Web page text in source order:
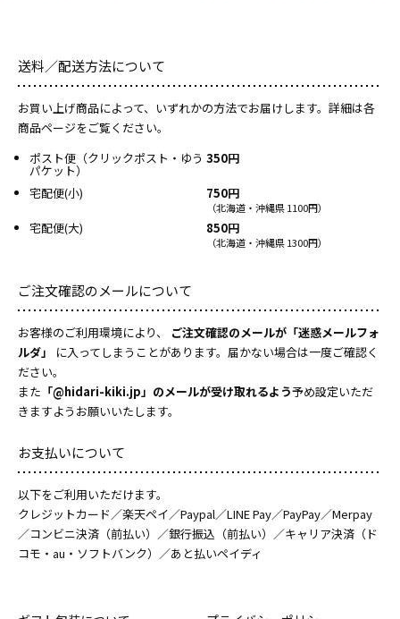
送料／配送方法について
お買い上げ商品によって、いずれかの方法でお届けします。詳細は各
商品ページをご覧ください。
ポスト便（クリックポスト・ゆう
パケット）
350円
宅配便(小) 750円
（北海道・沖縄県 1100円）
宅配便(大) 850円
（北海道・沖縄県 1300円）
ご注文確認のメールについて
お客様のご利用環境により、
ご注文確認のメールが「迷惑メールフォ
ルダ」
に入ってしまうことがあります。届かない場合は一度ご確認く
ださい。
また 「@hidari-kiki.jp」のメールが受け取れるよう予め設定いただ
きますようお願いいたします。
お支払いについて
以下をご利用いただけます。
クレジットカード／楽天ペイ／Paypal／LINE Pay／PayPay／Merpay
／コンビニ決済（前払い）／銀行振込（前払い）／キャリア決済（ド
コモ・au・ソフトバンク）／あと払いペイディ